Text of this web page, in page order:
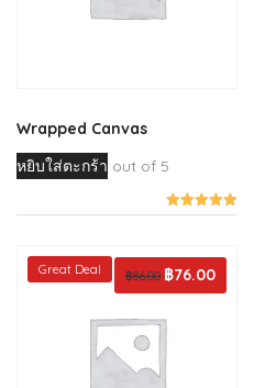
Wrapped Canvas
หยิบใส่ตะกร้า out of 5
Great Deal ฿86.00 Original
was:
฿76.00Current